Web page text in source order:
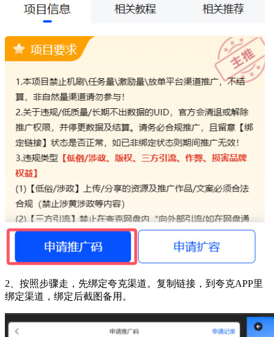
2、按照步骤走，先绑定夸克渠道。复制链接，到夸克APP里
绑定渠道，绑定后截图备用。